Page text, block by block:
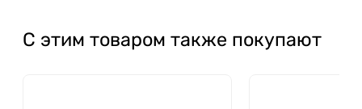
С этим товаром также покупают